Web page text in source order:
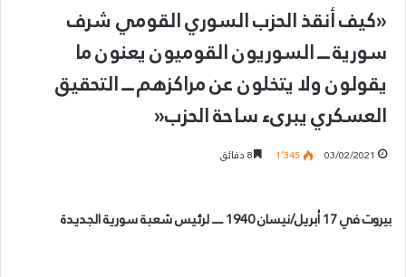
«كيف أنقذ الحزب السوري القومي شرف
سورية ــــ السوريون القوميون يعنون ما
يقولون ولا يتخلون عن مراكزهم ــــ التحقيق
العسكري يبرىء ساحة الحزب«
03/02/2021 1٬345
بيروت في 17 أبريل/نيسان 1940 ــــ لرئيس شعبة سورية الجديدة